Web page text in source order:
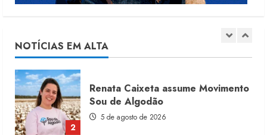
NOTÍCIAS EM ALTA
1
6 de agosto de 2026
2
Renata Caixeta assume Movimento
Sou de Algodão
5 de agosto de 2026